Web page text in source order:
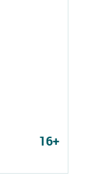
16+